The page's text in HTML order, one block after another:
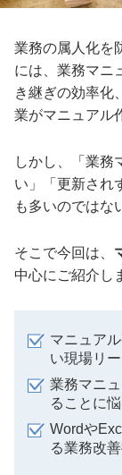
業務の属人化を
には、業務マニ
き継ぎの効率化
業がマニュアル
しかし、「業務
い」「更新され
も多いのではな
そこで今回は、
中心にご紹介し
マニュア
い現場リ
業務マニ
ることに
Wordや
る業務改